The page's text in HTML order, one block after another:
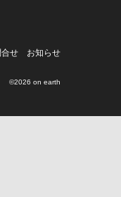
合せ お知らせ
©2026 on earth